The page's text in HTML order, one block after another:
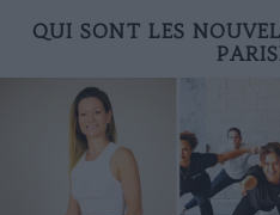
QUI SONT LES